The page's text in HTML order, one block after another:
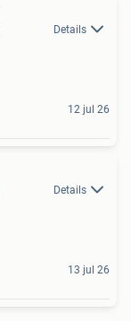
Details
12 jul 26
Details
13 jul 26